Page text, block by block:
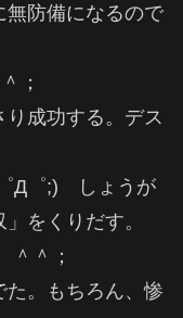
無防備になるので
；
成功する。デス
Д゜;) しょうが
をくりだす。
＾＾；
。もちろん、惨